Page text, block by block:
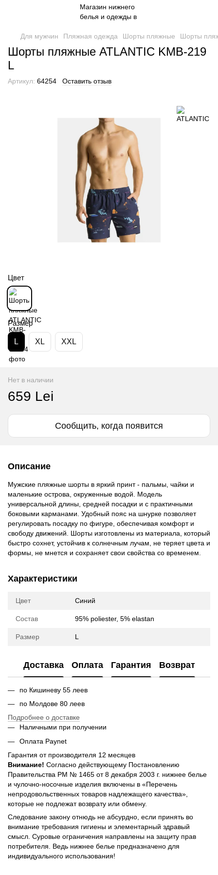
Для мужчин Пляжная одежда Шорты пляжные Шорты
Шорты пляжные ATLANTIC KMB-219
L
Артикул: 64254 Оставить отзыв
Цвет
Размер
L XL XXL
Нет в наличии
659 Lei
Сообщить, когда появится
Описание
Мужские пляжные шорты в яркий принт - пальмы, чайки и
маленькие острова, окруженные водой. Модель
универсальной длины, средней посадки и с практичными
боковыми карманами. Удобный пояс на шнурке позволяет
регулировать посадку по фигуре, обеспечивая комфорт и
свободу движений. Шорты изготовлены из материала, который
быстро сохнет, устойчив к солнечным лучам, не теряет цвета и
формы, не мнется и сохраняет свои свойства со временем.
Характеристики
Цвет Синий
Состав 95% poliester, 5% elastan
Размер L
Доставка Оплата Гарантия Возврат
по Кишиневу 55 леев
по Молдове 80 леев
Подробнее о доставке
Наличными при получении
Оплата Paynet
Гарантия от производителя 12 месяцев
Внимание! Согласно действующему Постановлению
Правительства РМ № 1465 от 8 декабря 2003 г. нижнее белье
и чулочно-носочные изделия включены в «Перечень
непродовольственных товаров надлежащего качества»,
которые не подлежат возврату или обмену.
Следование закону отнюдь не абсурдно, если принять во
внимание требования гигиены и элементарный здравый
смысл. Суровые ограничения направлены на защиту прав
потребителя. Ведь нижнее белье предназначено для
индивидуального использования!